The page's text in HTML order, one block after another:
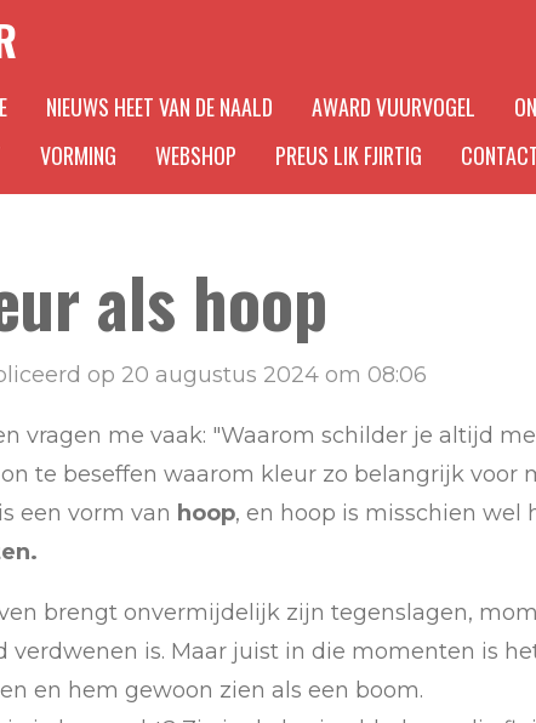
NIEUWS HEET VAN DE NAALD AWARD VUURVOGEL
VORMING WEBSHOP PREUS LIK FJIRTIG
als hoop
op 20 augustus 2024 om 08:06
vragen me vaak: "Waarom schilder je altijd
te beseffen waarom kleur zo belangrijk voor
een vorm van hoop, en hoop is misschien wel
brengt onvermijdelijk zijn tegenslagen,
verdwenen is. Maar juist in die momenten is
en hem gewoon zien als een boom.